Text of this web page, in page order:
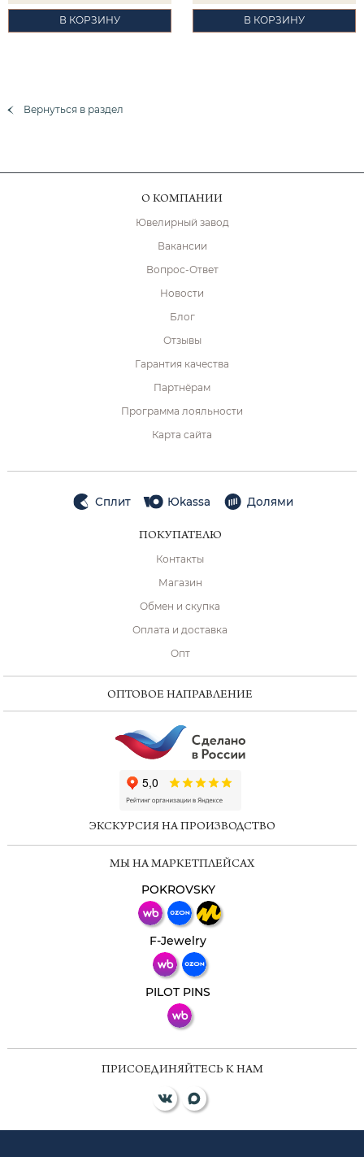
В КОРЗИНУ В КОРЗИНУ
Вернуться в раздел
О КОМПАНИИ
Ювелирный завод
Вакансии
Вопрос-Ответ
Новости
Блог
Отзывы
Гарантия качества
Партнёрам
Программа лояльности
Карта сайта
Сплит Юkassa Долями
ПОКУПАТЕЛЮ
Контакты
Магазин
Обмен и скупка
Оплата и доставка
Опт
ОПТОВОЕ НАПРАВЛЕНИЕ
ЭКСКУРСИЯ НА ПРОИЗВОДСТВО
МЫ НА МАРКЕТПЛЕЙСАХ
POKROVSKY
F-Jewelry
PILOT PINS
ПРИСОЕДИНЯЙТЕСЬ К НАМ